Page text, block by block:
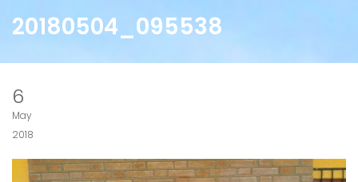
20180504_095538
6
May
2018